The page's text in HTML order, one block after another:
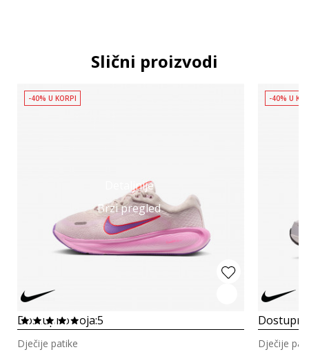
Slični proizvodi
Detaljnije
Brzi pregled
-40% U KORPI
Dostupno boja:5
Dječije patike
-40% U
Dječije